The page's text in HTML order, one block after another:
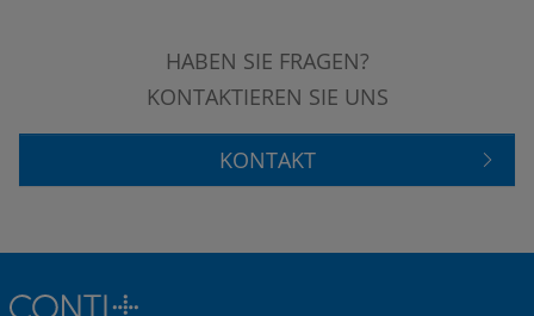
HABEN SIE FRAGEN?
KONTAKTIEREN SIE UNS
KONTAKT